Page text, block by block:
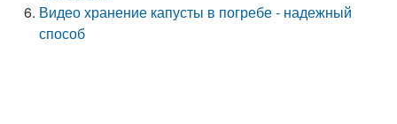
Видео хранение капусты в погребе - надежный
способ